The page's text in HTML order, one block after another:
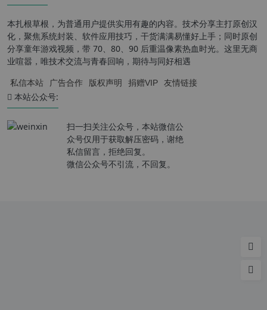
本扎根草根，为普通用户提供实用有趣的内容。技术分享主打原创汉
化，聚焦系统封装、软件应用技巧，干货满满易懂好上手；同时原创
分享童年游戏视频，带 70、80、90 后重温像素热血时光。这里无商
业喧嚣，唯技术交流与青春回响，期待与同好相遇
私信本站 广告合作 版权声明 捐赠VIP 友情链接
本站公众号:
扫一扫关注公众号，本站微信公
众号仅用于获取解压密码，谢绝
私信留言，拒绝回复。
微信公众号不引流，不回复。